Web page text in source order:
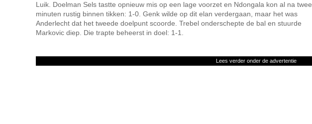
Luik. Doelman Sels tastte opnieuw mis op een lage voorzet en Ndongala kon al na twee
minuten rustig binnen tikken: 1-0. Genk wilde op dit elan verdergaan, maar het was
Anderlecht dat het tweede doelpunt scoorde. Trebel onderschepte de bal en stuurde
Markovic diep. Die trapte beheerst in doel: 1-1.
Lees verder onder de advertentie